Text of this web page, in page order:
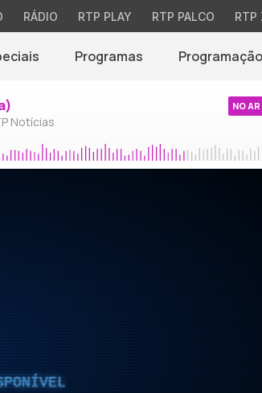
RÁDIO RTP PLAY RTP PALCO RTP
Programas Programação
Notícias
NO AR